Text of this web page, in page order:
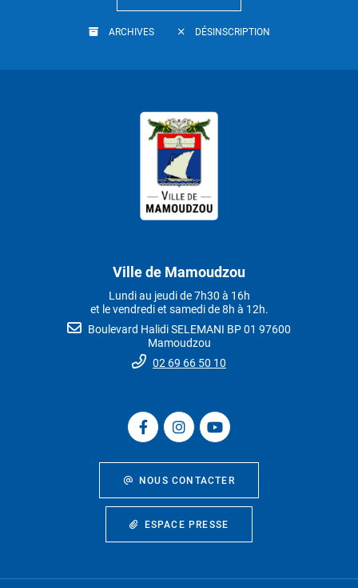
ARCHIVES DÉSINSCRIPTION
Ville de Mamoudzou
Lundi au jeudi de 7h30 à 16h
et le vendredi et samedi de 8h à 12h.
Boulevard Halidi SELEMANI BP 01 97600
Mamoudzou
02 69 66 50 10
NOUS CONTACTER
ESPACE PRESSE